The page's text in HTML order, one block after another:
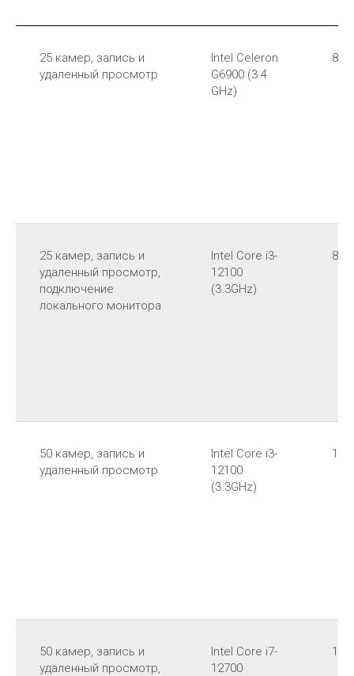
25 камер, запись и
удаленный просмотр
Intel Celeron
G6900 (3.4
GHz)
8
25 камер, запись и
удаленный просмотр,
подключение
локального монитора
Intel Core i3-
12100
(3.3GHz)
8
50 камер, запись и
удаленный просмотр
Intel Core i3-
12100
(3.3GHz)
16
50 камер, запись и
удаленный просмотр,
Intel Core i7-
12700
16